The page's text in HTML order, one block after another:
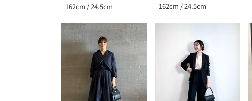
162cm / 24.5cm 162cm / 24.5cm